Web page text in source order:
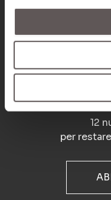
12
per